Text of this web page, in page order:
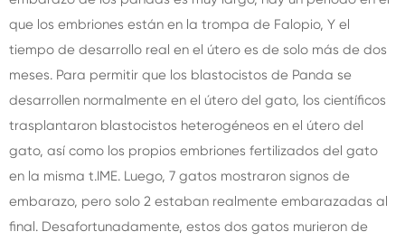
que los embriones están en la trompa de Falopio, Y el
tiempo de desarrollo real en el útero es de solo más de dos
meses. Para permitir que los blastocistos de Panda se
desarrollen normalmente en el útero del gato, los científicos
trasplantaron blastocistos heterogéneos en el útero del
gato, así como los propios embriones fertilizados del gato
en la misma t.IME. Luego, 7 gatos mostraron signos de
embarazo, pero solo 2 estaban realmente embarazadas al
final. Desafortunadamente, estos dos gatos murieron de